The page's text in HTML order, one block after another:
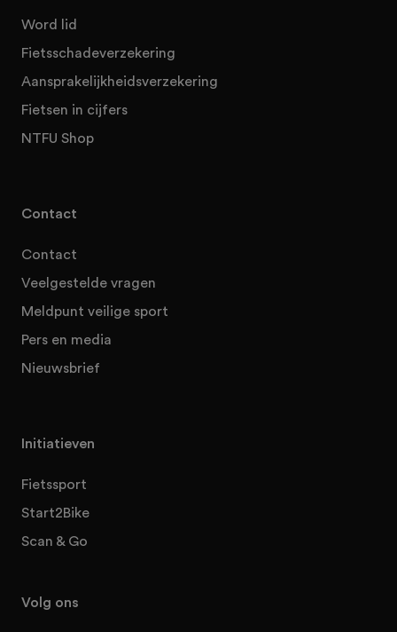
Word lid
Fietsschadeverzekering
Aansprakelijkheidsverzekering
Fietsen in cijfers
NTFU Shop
Contact
Contact
Veelgestelde vragen
Meldpunt veilige sport
Pers en media
Nieuwsbrief
Initiatieven
Fietssport
Start2Bike
Scan & Go
Volg ons